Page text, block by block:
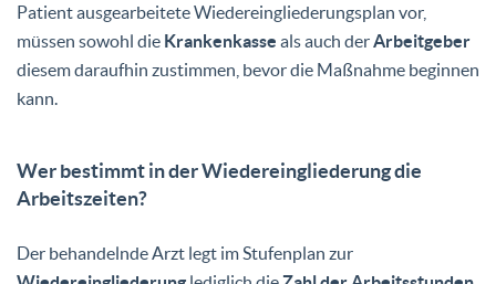
Patient ausgearbeitete Wiedereingliederungsplan vor,
müssen sowohl die Krankenkasse als auch derArbeitgeber
diesem daraufhin zustimmen, bevor die Maßnahme beginnen
kann.
Wer bestimmt in der Wiedereingliederung die
Arbeitszeiten?
Der behandelnde Arzt legt im Stufenplan zur